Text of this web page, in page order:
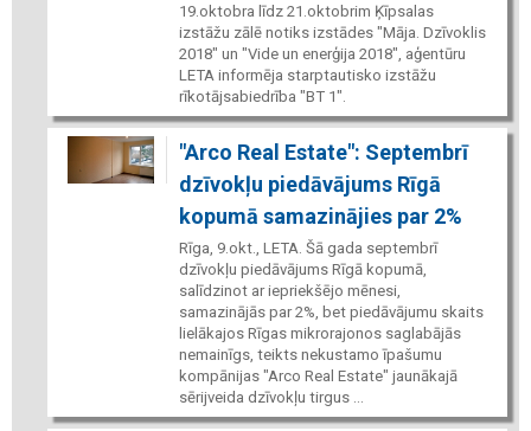
19.oktobra līdz 21.oktobrim Ķīpsalas
izstāžu zālē notiks izstādes "Māja. Dzīvoklis
2018" un "Vide un enerģija 2018", aģentūru
LETA informēja starptautisko izstāžu
rīkotājsabiedrība "BT 1".
"Arco Real Estate": Septembrī
dzīvokļu piedāvājums Rīgā
kopumā samazinājies par 2%
Rīga, 9.okt., LETA. Šā gada septembrī
dzīvokļu piedāvājums Rīgā kopumā,
salīdzinot ar iepriekšējo mēnesi,
samazinājās par 2%, bet piedāvājumu skaits
lielākajos Rīgas mikrorajonos saglabājās
nemainīgs, teikts nekustamo īpašumu
kompānijas "Arco Real Estate" jaunākajā
sērijveida dzīvokļu tirgus ...